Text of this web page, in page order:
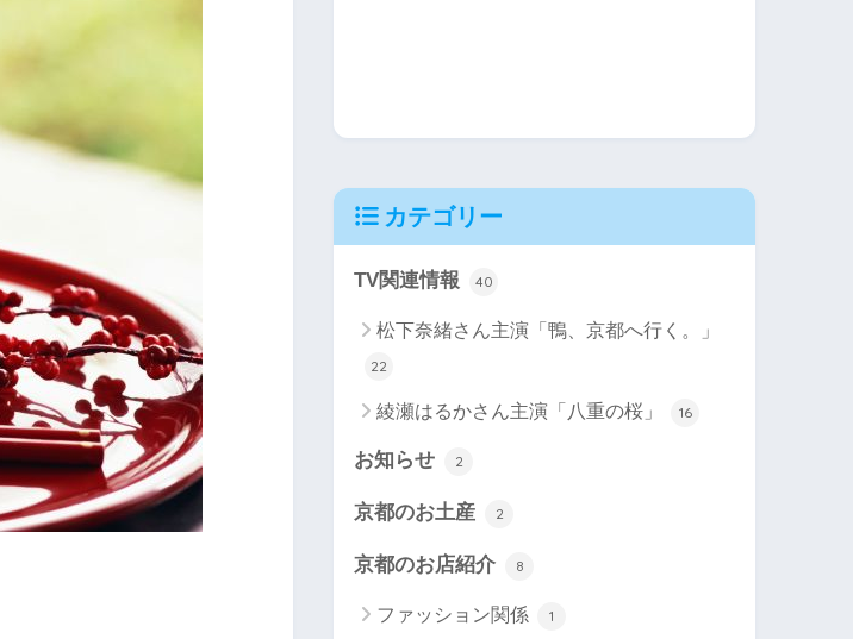
カテゴリー
TV関連情報 40
松下奈緒さん主演「鴨、京都へ行く。」
22
綾瀬はるかさん主演「八重の桜」 16
お知らせ 2
京都のお土産 2
京都のお店紹介 8
ファッション関係 1